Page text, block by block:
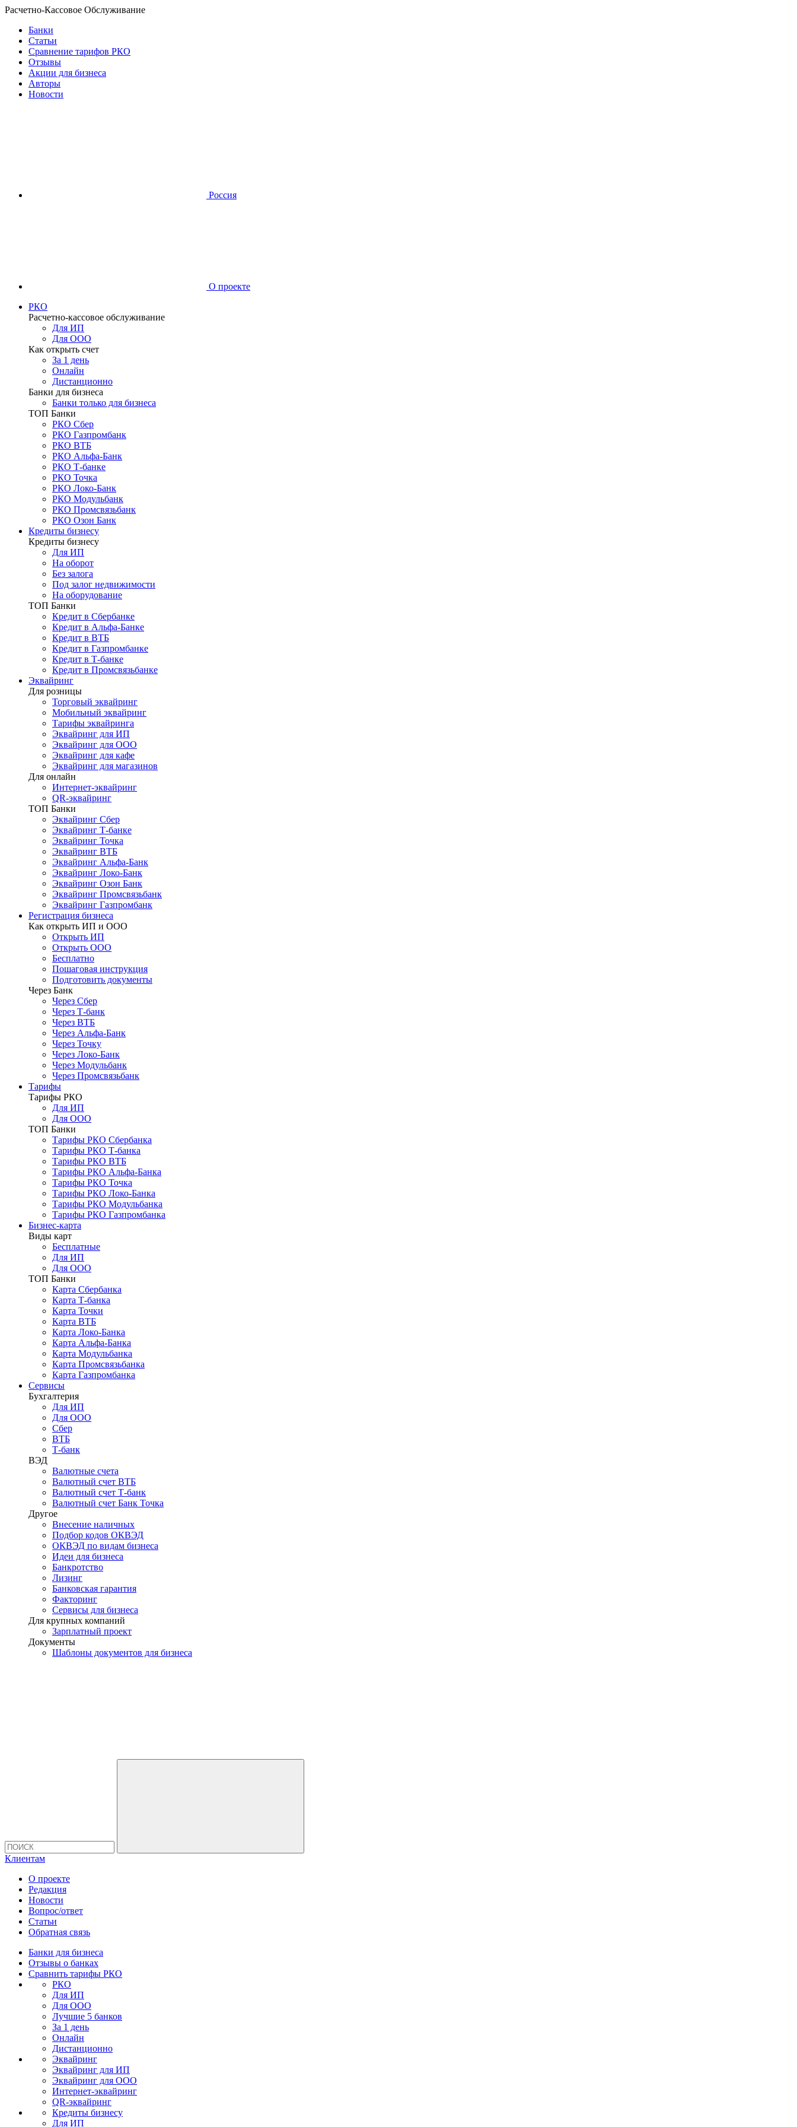
Расчетно-Кассовое Обслуживание
Банки
Статьи
Сравнение тарифов РКО
Отзывы
Акции для бизнеса
Авторы
Новости
Россия
О проекте
РКО
Расчетно-кассовое обслуживание
Для ИП
Для ООО
Как открыть счет
За 1 день
Онлайн
Дистанционно
Банки для бизнеса
Банки только для бизнеса
ТОП Банки
РКО Сбер
РКО Газпромбанк
РКО ВТБ
РКО Альфа-Банк
РКО Т-банке
РКО Точка
РКО Локо-Банк
РКО Модульбанк
РКО Промсвязьбанк
РКО Озон Банк
Кредиты бизнесу
Кредиты бизнесу
Для ИП
На оборот
Без залога
Под залог недвижимости
На оборудование
ТОП Банки
Кредит в Сбербанке
Кредит в Альфа-Банке
Кредит в ВТБ
Кредит в Газпромбанке
Кредит в Т-банке
Кредит в Промсвязьбанке
Эквайринг
Для розницы
Торговый эквайринг
Мобильный эквайринг
Тарифы эквайринга
Эквайринг для ИП
Эквайринг для ООО
Эквайринг для кафе
Эквайринг для магазинов
Для онлайн
Интернет-эквайринг
QR-эквайринг
ТОП Банки
Эквайринг Сбер
Эквайринг Т-банке
Эквайринг Точка
Эквайринг ВТБ
Эквайринг Альфа-Банк
Эквайринг Локо-Банк
Эквайринг Озон Банк
Эквайринг Промсвязьбанк
Эквайринг Газпромбанк
Регистрация бизнеса
Как открыть ИП и ООО
Открыть ИП
Открыть ООО
Бесплатно
Пошаговая инструкция
Подготовить документы
Через Банк
Через Сбер
Через Т-банк
Через ВТБ
Через Альфа-Банк
Через Точку
Через Локо-Банк
Через Модульбанк
Через Промсвязьбанк
Тарифы
Тарифы РКО
Для ИП
Для ООО
ТОП Банки
Тарифы РКО Сбербанка
Тарифы РКО Т-банка
Тарифы РКО ВТБ
Тарифы РКО Альфа-Банка
Тарифы РКО Точка
Тарифы РКО Локо-Банка
Тарифы РКО Модульбанка
Тарифы РКО Газпромбанка
Бизнес-карта
Виды карт
Бесплатные
Для ИП
Для ООО
ТОП Банки
Карта Сбербанка
Карта Т-банка
Карта Точки
Карта ВТБ
Карта Локо-Банка
Карта Альфа-Банка
Карта Модульбанка
Карта Промсвязьбанка
Карта Газпромбанка
Сервисы
Бухгалтерия
Для ИП
Для ООО
Сбер
ВТБ
Т-банк
ВЭД
Валютные счета
Валютный счет ВТБ
Валютный счет Т-банк
Валютный счет Банк Точка
Другое
Внесение наличных
Подбор кодов ОКВЭД
ОКВЭД по видам бизнеса
Идеи для бизнеса
Банкротство
Лизинг
Банковская гарантия
Факторинг
Сервисы для бизнеса
Для крупных компаний
Зарплатный проект
Документы
Шаблоны документов для бизнеса
Клиентам
О проекте
Редакция
Новости
Вопрос/ответ
Статьи
Обратная связь
Банки для бизнеса
Отзывы о банках
Сравнить тарифы РКО
РКО
Для ИП
Для ООО
Лучшие 5 банков
За 1 день
Онлайн
Дистанционно
Эквайринг
Эквайринг для ИП
Эквайринг для ООО
Интернет-эквайринг
QR-эквайринг
Кредиты бизнесу
Для ИП